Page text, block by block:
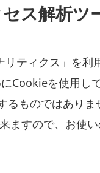
ス解析ツ
ティクス」を利
Cookieを使用して
ものではありま
ますので、お使